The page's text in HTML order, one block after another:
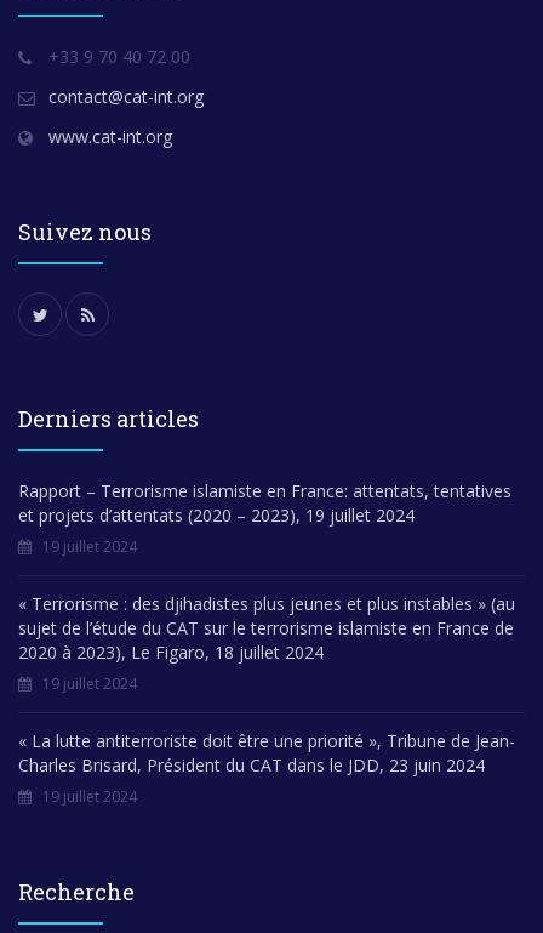
+33 9 70 40 72 00
contact@cat-int.org
www.cat-int.org
Suivez nous
Derniers articles
Rapport – Terrorisme islamiste en France: attentats, tentatives
et projets d’attentats (2020 – 2023), 19 juillet 2024
19 juillet 2024
« Terrorisme : des djihadistes plus jeunes et plus instables » (au
sujet de l’étude du CAT sur le terrorisme islamiste en France de
2020 à 2023), Le Figaro, 18 juillet 2024
19 juillet 2024
« La lutte antiterroriste doit être une priorité », Tribune de Jean-
Charles Brisard, Président du CAT dans le JDD, 23 juin 2024
19 juillet 2024
Recherche